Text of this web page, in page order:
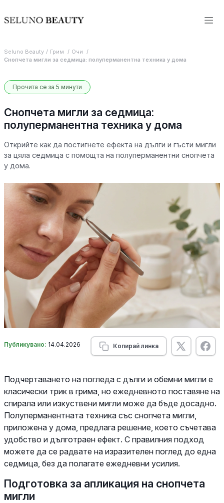
Seluno Beauty Грим
Очи
Снопчета мигли за седмица: полуперманентна техника у дома
Прочита се за 5 минути
Снопчета мигли за седмица:
полуперманентна техника у дома
Открийте как да постигнете ефекта на дълги и гъсти мигли
за цяла седмица с помощта на полуперманентни снопчета
у дома.
Публикувано: 14.04.2026 Копирай линка
Подчертаването на погледа с дълги и обемни мигли е
класически трик в грима, но ежедневното поставяне на
спирала или изкуствени мигли може да бъде досадно.
Полуперманентната техника със снопчета мигли,
приложена у дома, предлага решение, което съчетава
удобство и дълготраен ефект. С правилния подход
можете да се радвате на изразителен поглед до една
седмица, без да полагате ежедневни усилия.
Подготовка за апликация на снопчета
мигли